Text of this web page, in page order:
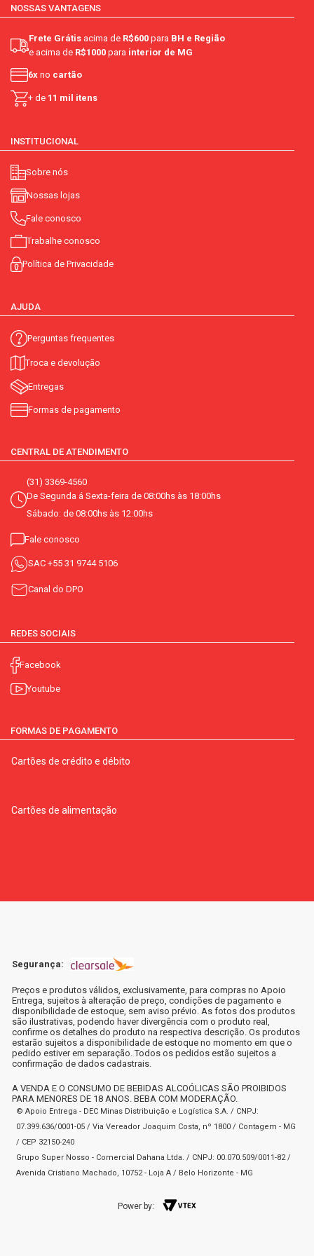
nome principal do item:
conservantes:contém
orgânico: não
corante:
rotulagem nutricional frontal:
NOSSAS VANTAGENS
Frete Grátis acima de R$600 para BH e Região
e acima de R$1000 para interior de MG
6x no cartão
+ de 11 mil itens
INSTITUCIONAL
Sobre nós
Nossas lojas
Fale conosco
Trabalhe conosco
Política de Privacidade
AJUDA
Perguntas frequentes
Troca e devolução
Entregas
Formas de pagamento
CENTRAL DE ATENDIMENTO
(31) 3369-4560
De Segunda á Sexta-feira de 08:00hs às 18:00hs
Sábado: de 08:00hs às 12:00hs
Fale conosco
SAC +55 31 9744 5106
Canal do DPO
REDES SOCIAIS
Facebook
Youtube
FORMAS DE PAGAMENTO
Cartões de crédito e débito
Cartões de alimentação
Segurança:
Preços e produtos válidos, exclusivamente, para compras no Apoio
Entrega, sujeitos à alteração de preço, condições de pagamento e
disponibilidade de estoque, sem aviso prévio. As fotos dos produtos
são ilustrativas, podendo haver divergência com o produto real,
confirme os detalhes do produto na respectiva descrição. Os produtos
estarão sujeitos a disponibilidade de estoque no momento em que o
pedido estiver em separação. Todos os pedidos estão sujeitos a
confirmação de dados cadastrais.
A VENDA E O CONSUMO DE BEBIDAS ALCOÓLICAS SÃO PROIBIDOS
PARA MENORES DE 18 ANOS. BEBA COM MODERAÇÃO.
© Apoio Entrega - DEC Minas Distribuição e Logística S.A. / CNPJ:
07.399.636/0001-05 / Via Vereador Joaquim Costa, nº 1800 / Contagem - MG
/ CEP 32150-240
Grupo Super Nosso - Comercial Dahana Ltda. / CNPJ: 00.070.509/0011-82 /
Avenida Cristiano Machado, 10752 - Loja A / Belo Horizonte - MG
Power by: